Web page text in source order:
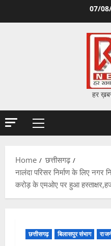
07/
हर
Primary
Home
छत्तीसगढ़
नालंदा परिसर निर्माण के लिए
करोड़ के एमओए पर हुआ
छत्तीसगढ़ बिलासपुर संभाग